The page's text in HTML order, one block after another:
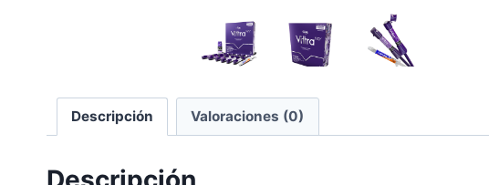
Descripción Valoraciones (0)